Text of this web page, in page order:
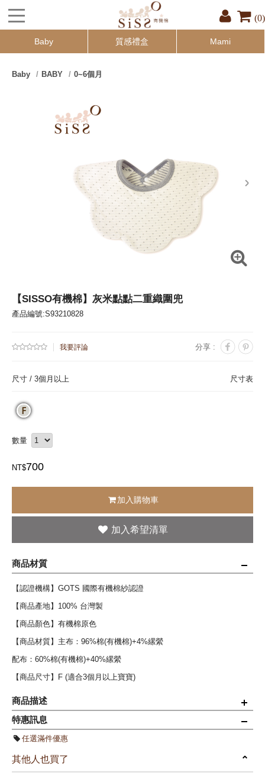
(0)
Baby 質感禮盒 Mami
Baby BABY 0~6個月
next
【SISSO有機棉】灰米點點二重織圍兜
產品編號:S93210828
我要評論 分享 :
尺寸 / 3個月以上 尺寸表
數量
NT$700
加入購物車
商品材質
【認證機構】GOTS 國際有機棉紗認證
【商品產地】100% 台灣製
【商品顏色】有機棉原色
【商品材質】主布：96%棉(有機棉)+4%縲縈
配布：60%棉(有機棉)+40%縲縈
【商品尺寸】F (適合3個月以上寶寶)
商品描述
◆360度全幅寬面圍兜還可當口水巾，或當服裝配件用途超方便
◆顏色採用有機棉質料，呈現大地所孕育的天然色調
◆飲食擦拭、乾溼兩用，可當配件搭配多用途，雙面皆可使用
特惠訊息
任選滿件優惠
其他人也買了